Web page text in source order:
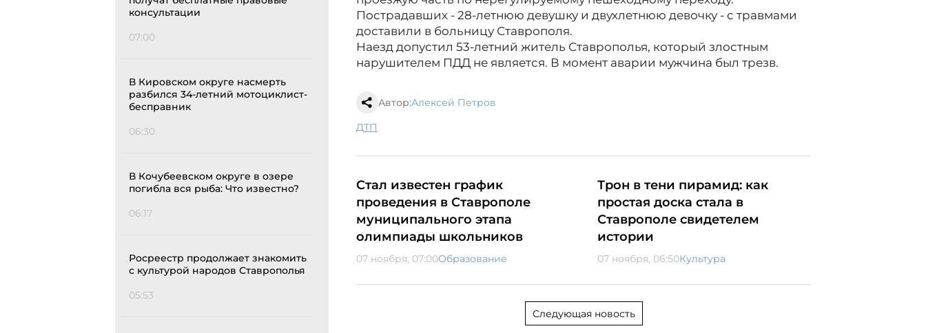
консультации
07:00
В Кировском округе насмерть
разбился 34-летний мотоциклист-
бесправник
06:30
В Кочубеевском округе в озере
погибла вся рыба: Что известно?
06:17
Росреестр продолжает знакомить
с культурой народов Ставрополья
05:53
Пострадавших - 28-летнюю девушку и двухлетнюю девочку - с травмами
доставили в больницу Ставрополя.
Наезд допустил 53-летний житель Ставрополья, который злостным
нарушителем ПДД не является. В момент аварии мужчина был трезв.
Автор:Алексей Петров
ДТП
Стал известен график
проведения в Ставрополе
муниципального этапа
олимпиады школьников
07 ноября, 07:00Образование
Трон в тени пирамид: как
простая доска стала в
Ставрополе свидетелем
истории
07 ноября, 06:50Культура
Следующая новость